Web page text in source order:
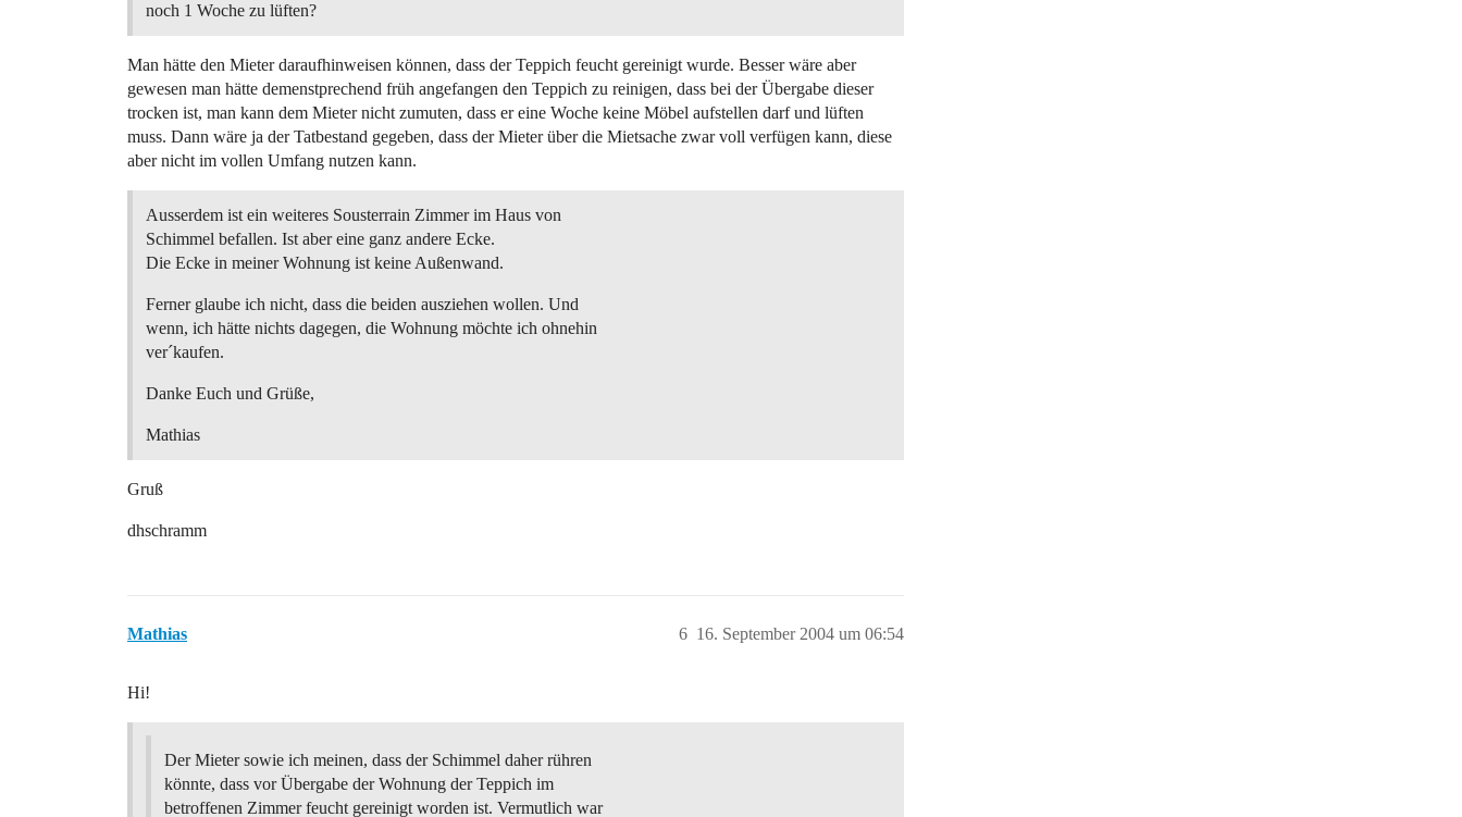
noch 1 Woche zu lüften?
Man hätte den Mieter daraufhinweisen können, dass der Teppich feucht gereinigt wurde. Besser wäre aber
gewesen man hätte demenstprechend früh angefangen den Teppich zu reinigen, dass bei der Übergabe dieser
trocken ist, man kann dem Mieter nicht zumuten, dass er eine Woche keine Möbel aufstellen darf und lüften
muss. Dann wäre ja der Tatbestand gegeben, dass der Mieter über die Mietsache zwar voll verfügen kann, diese
aber nicht im vollen Umfang nutzen kann.
Ausserdem ist ein weiteres Sousterrain Zimmer im Haus von
Schimmel befallen. Ist aber eine ganz andere Ecke.
Die Ecke in meiner Wohnung ist keine Außenwand.
Ferner glaube ich nicht, dass die beiden ausziehen wollen. Und
wenn, ich hätte nichts dagegen, die Wohnung möchte ich ohnehin
ver´kaufen.
Danke Euch und Grüße,
Mathias
Gruß
dhschramm
Mathias 16. September 2004 um 06:54
6
Hi!
Der Mieter sowie ich meinen, dass der Schimmel daher rühren
könnte, dass vor Übergabe der Wohnung der Teppich im
betroffenen Zimmer feucht gereinigt worden ist. Vermutlich war